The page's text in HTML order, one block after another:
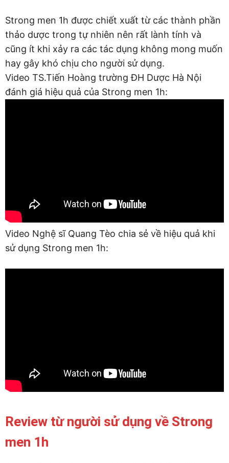
Strong men 1h được chiết xuất từ các thành phần
thảo dược trong tự nhiên nên rất lành tính và
cũng ít khi xảy ra các tác dụng không mong muốn
hay gây khó chịu cho người sử dụng.
Video TS.Tiến Hoàng trường ĐH Dược Hà Nội
đánh giá hiệu quả của Strong men 1h:
Video Nghệ sĩ Quang Tèo chia sẻ về hiệu quả khi
sử dụng Strong men 1h:
Review từ người sử dụng về Strong
men 1h